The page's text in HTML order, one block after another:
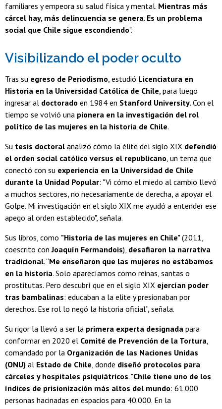
familiares y empeora su salud física y mental. Mientras más
cárcel hay, más delincuencia se genera. Es un problema
social que Chile sigue escondiendo".
Visibilizando el poder oculto
Tras su egreso de Periodismo, estudió Licenciatura en
Historia en la Universidad Católica de Chile, para luego
ingresar al doctorado en 1984 en Stanford University. Con el
tiempo se volvió una pionera en la investigación del rol
político de las mujeres en la historia de Chile.
Su tesis doctoral analizó cómo la élite del siglo XIX defendió
el orden social católico versus el republicano, un tema que
conectó con su experiencia en la Universidad de Chile
durante la Unidad Popular: "Vi cómo el miedo al cambio llevó
a muchos sectores, no necesariamente de derecha, a apoyar el
Golpe. Mi investigación en el siglo XIX me ayudó a entender ese
apego al orden establecido", señala.
Sus libros, como "Historia de las mujeres en Chile"(2011,
coescrito conJoaquín Fermandois), desafiaron la narrativa
tradicional. “Me enseñaron que las mujeres no estábamos
en la historia. Solo aparecíamos como reinas, santas o
prostitutas. Pero descubrí que en el siglo XIX ejercían poder
tras bambalinas: educaban a la elite y presionaban por
derechos. Ese rol lo negó la historia oficial”, señala.
Su rigor la llevó a ser la primera experta designada para
conformar en 2020 el Comité de Prevención de la Tortura,
comandado por la Organización de las Naciones Unidas
(ONU) al Estado de Chile, donde diseñó protocolos para
cárceles y hospitales psiquiátricos. "Chile tiene uno de los
índices de prisionización más altos del mundo: 61.000
personas hacinadas en espacios para 40.000. En la